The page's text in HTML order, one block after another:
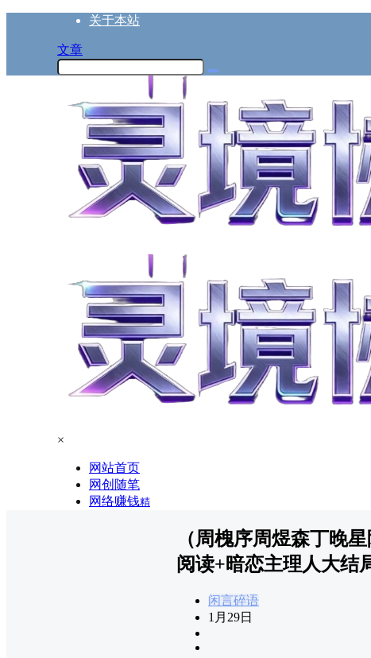
关于本站
文章
×
网站首页
网创随笔
网络赚钱精
（周槐序周煜森丁晚
阅读+暗恋主理人大结
闲言碎语
1月29日